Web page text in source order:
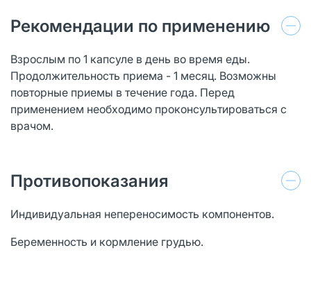
Рекомендации по применению
Взрослым по 1 капсуле в день во время еды.
Продолжительность приема - 1 месяц. Возможны
повторные приемы в течение года. Перед
применением необходимо проконсультироваться с
врачом.
Противопоказания
Индивидуальная непереносимость компонентов.
Беременность и кормление грудью.